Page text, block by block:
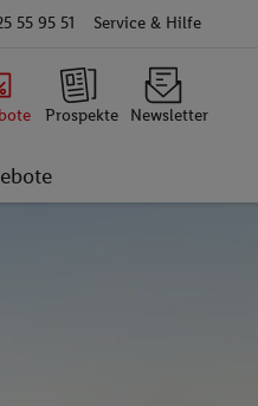
55 95 51 Service & Hilfe
Prospekte Newsletter